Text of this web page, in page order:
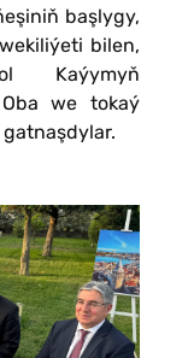
başlygy,
bilen,
Kaýymyň
we tokaý